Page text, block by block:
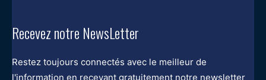
Recevez notre NewsLetter
Restez toujours connectés avec le meilleur de
l'information en recevant gratuitement notre newsletter